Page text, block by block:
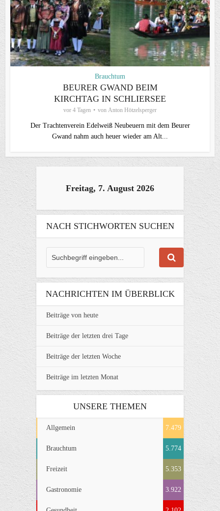
Brauchtum
BEURER GWAND BEIM
KIRCHTAG IN SCHLIERSEE
vor 4 Tagen von Anton Hötzelsperger
Der Trachtenverein Edelweiß Neubeuern mit dem Beurer
Gwand nahm auch heuer wieder am Alt...
Freitag, 7. August 2026
NACH STICHWORTEN SUCHEN
NACHRICHTEN IM ÜBERBLICK
Beiträge von heute
Beiträge der letzten drei Tage
Beiträge der letzten Woche
Beiträge im letzten Monat
UNSERE THEMEN
Allgemein 7.479
Brauchtum 5.774
Freizeit 5.353
Gastronomie 3.922